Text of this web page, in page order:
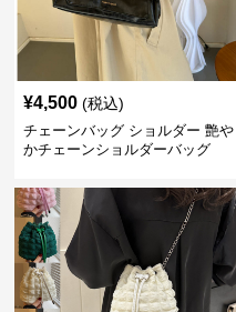
¥4,500 (税込)
チェーンバッグ ショルダー 艶や
かチェーンショルダーバッグ